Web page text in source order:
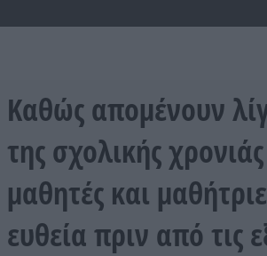
Καθώς απομένουν
της σχολικής
μαθητές και
ευθεία πριν από τις